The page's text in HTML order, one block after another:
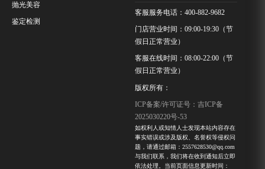
抛光美容
鉴定检测
客服服务电话：400-882-9682
门店营业时间：09:00-19:30（节
假日正常营业）
客服在线时间：08:00-22:00（节
假日正常营业）
版权所有：
ICP备案/许可证号：吉ICP备
2025030220号-53
如权利人或知情人士发现本站内容存在
事实错误或涉及版权、名誉权等侵权问
题，请通过邮箱：2557628530@qq.com
与我们联系，我们将在收到通知后立即
依法处理。当前页面信息更新时间：